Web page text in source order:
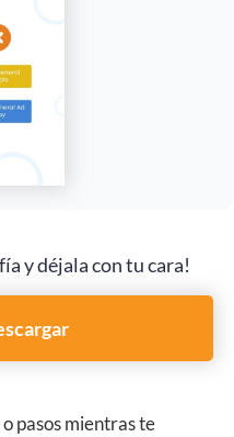
y déjala con tu cara!
pasos mientras te